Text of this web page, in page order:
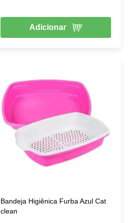
Adicionar
Bandeja Higiênica Furba Azul Cat
clean